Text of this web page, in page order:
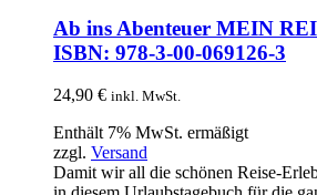
Ab ins Abenteuer MEIN
ISBN: 978-3-00-069126-3
24,90 € inkl. MwSt.
Enthält 7% MwSt. ermäßigt
zzgl. Versand
Damit wir all die schönen Reise-